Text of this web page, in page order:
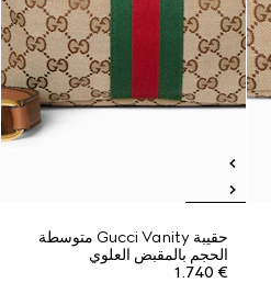
حقيبة Gucci Vanity متوسطة
الحجم بالمقبض العلوي
€ 1.740